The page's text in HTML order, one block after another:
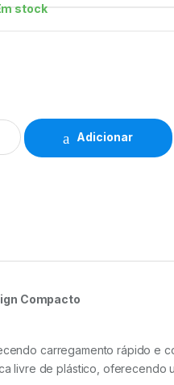
stock
Adicionar
Compacto
carregamento rápido e
livre de plástico, oferecendo